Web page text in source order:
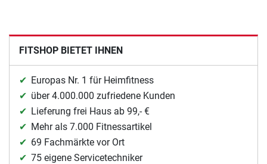
FITSHOP BIETET IHNEN
Europas Nr. 1 für Heimfitness
über 4.000.000 zufriedene Kunden
Lieferung frei Haus ab 99,- €
Mehr als 7.000 Fitnessartikel
69 Fachmärkte vor Ort
75 eigene Servicetechniker